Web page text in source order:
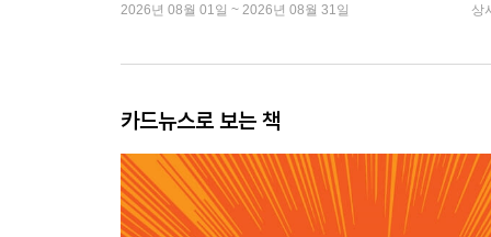
2026년 08월 01일 ~ 2026년 08월 31일 상
카드뉴스로 보는 책